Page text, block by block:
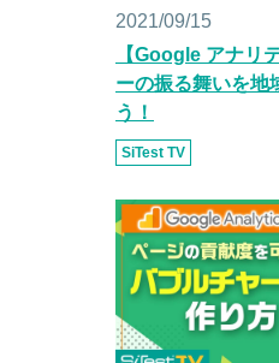
2021/09/15
【Google アナリ
ーの振る舞いを地
う！
SiTest TV